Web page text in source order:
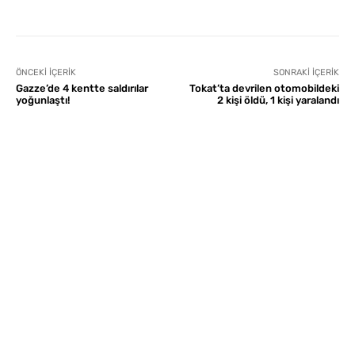
ÖNCEKI İÇERIK
Gazze’de 4 kentte saldırılar
yoğunlaştı!
SONRAKI İÇERIK
Tokat’ta devrilen otomobildeki
2 kişi öldü, 1 kişi yaralandı